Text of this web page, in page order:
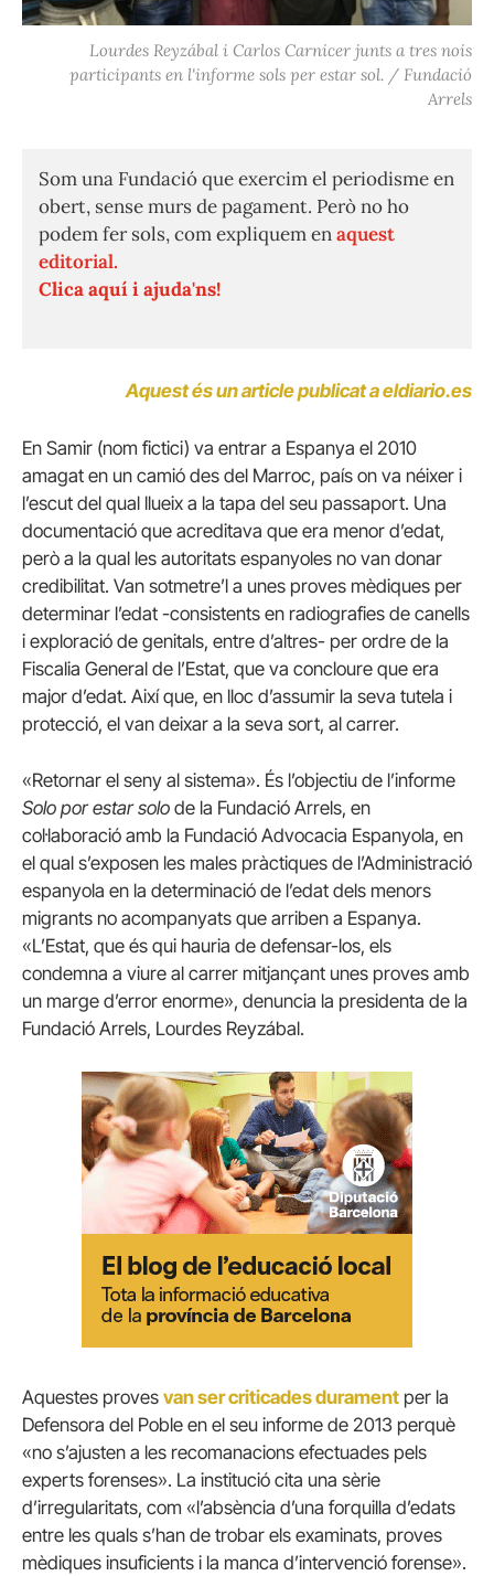
Lourdes Reyzábal i Carlos Carnicer junts a tres nois
participants en l'informe sols per estar sol. / Fundació
Arrels
Som una Fundació que exercim el periodisme en
obert, sense murs de pagament. Però no ho
podem fer sols, com expliquem enaquest
editorial.
Clica aquí i ajuda'ns!
Aquest és un article publicat a eldiario.es
En Samir (nom fictici) va entrar a Espanya el 2010
amagat en un camió des del Marroc, país on va néixer i
l’escut del qual llueix a la tapa del seu passaport. Una
documentació que acreditava que era menor d’edat,
però a la qual les autoritats espanyoles no van donar
credibilitat. Van sotmetre’l a unes proves mèdiques per
determinar l’edat -consistents en radiografies de canells
i exploració de genitals, entre d’altres- per ordre de la
Fiscalia General de l’Estat, que va concloure que era
major d’edat. Així que, en lloc d’assumir la seva tutela i
protecció, el van deixar a la seva sort, al carrer.
«Retornar el seny al sistema». És l’objectiu de l’informe
Solo por estar solo de la Fundació Arrels, en
col·laboració amb la Fundació Advocacia Espanyola, en
el qual s’exposen les males pràctiques de l’Administració
espanyola en la determinació de l’edat dels menors
migrants no acompanyats que arriben a Espanya.
«L’Estat, que és qui hauria de defensar-los, els
condemna a viure al carrer mitjançant unes proves amb
un marge d’error enorme», denuncia la presidenta de la
Fundació Arrels, Lourdes Reyzábal.
Aquestes proves van ser criticades durament per la
Defensora del Poble en el seu informe de 2013 perquè
«no s’ajusten a les recomanacions efectuades pels
experts forenses». La institució cita una sèrie
d’irregularitats, com «l’absència d’una forquilla d’edats
entre les quals s’han de trobar els examinats, proves
mèdiques insuficients i la manca d’intervenció forense».